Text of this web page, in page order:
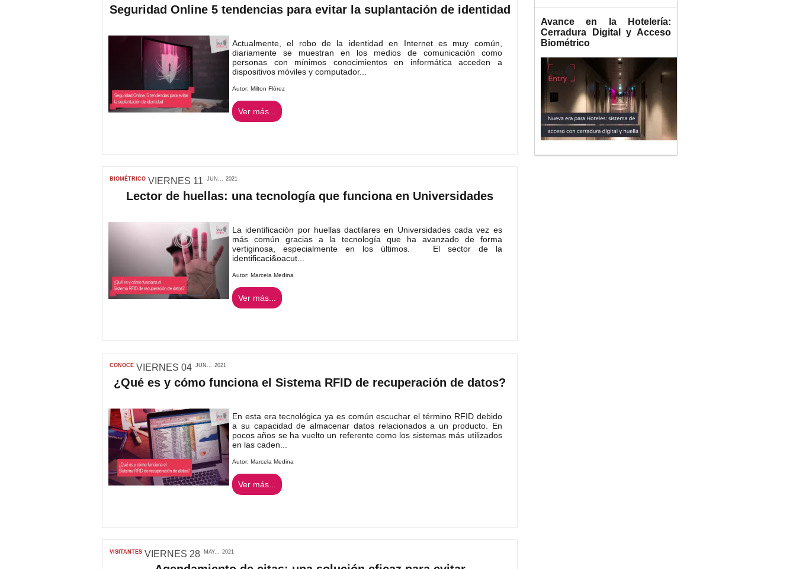
Seguridad Online 5 tendencias para evitar la suplantación de identidad
Actualmente, el robo de la identidad en Internet es muy común,
diariamente se muestran en los medios de comunicación como
personas con mínimos conocimientos en informática acceden a
dispositivos móviles y computador...
Autor: Milton Flórez
Ver más...
BIOMÉTRICO VIERNES 11 JUN... 2021
Lector de huellas: una tecnología que funciona en Universidades
La identificación por huellas dactilares en Universidades cada vez es
más común gracias a la tecnología que ha avanzado de forma
vertiginosa, especialmente en los últimos. El sector de la
identificaci&oacut...
Autor: Marcela Medina
Ver más...
CONOCE VIERNES 04 JUN... 2021
¿Qué es y cómo funciona el Sistema RFID de recuperación de datos?
En esta era tecnológica ya es común escuchar el término RFID debido
a su capacidad de almacenar datos relacionados a un producto. En
pocos años se ha vuelto un referente como los sistemas más utilizados
en las caden...
Autor: Marcela Medina
Ver más...
VISITANTES VIERNES 28 MAY... 2021
Avance en la Hotelería:
Cerradura Digital y Acceso
Biométrico